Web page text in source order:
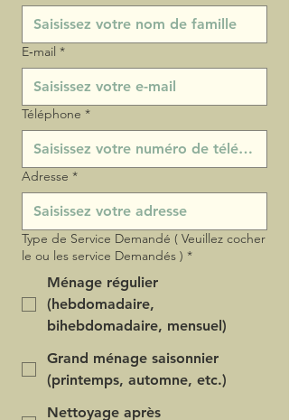
E‑mail *
Téléphone *
Adresse *
Type de Service Demandé ( Veuillez cocher
le ou les service Demandés ) *
Ménage régulier
(hebdomadaire,
bihebdomadaire, mensuel)
Grand ménage saisonnier
(printemps, automne, etc.)
Nettoyage après